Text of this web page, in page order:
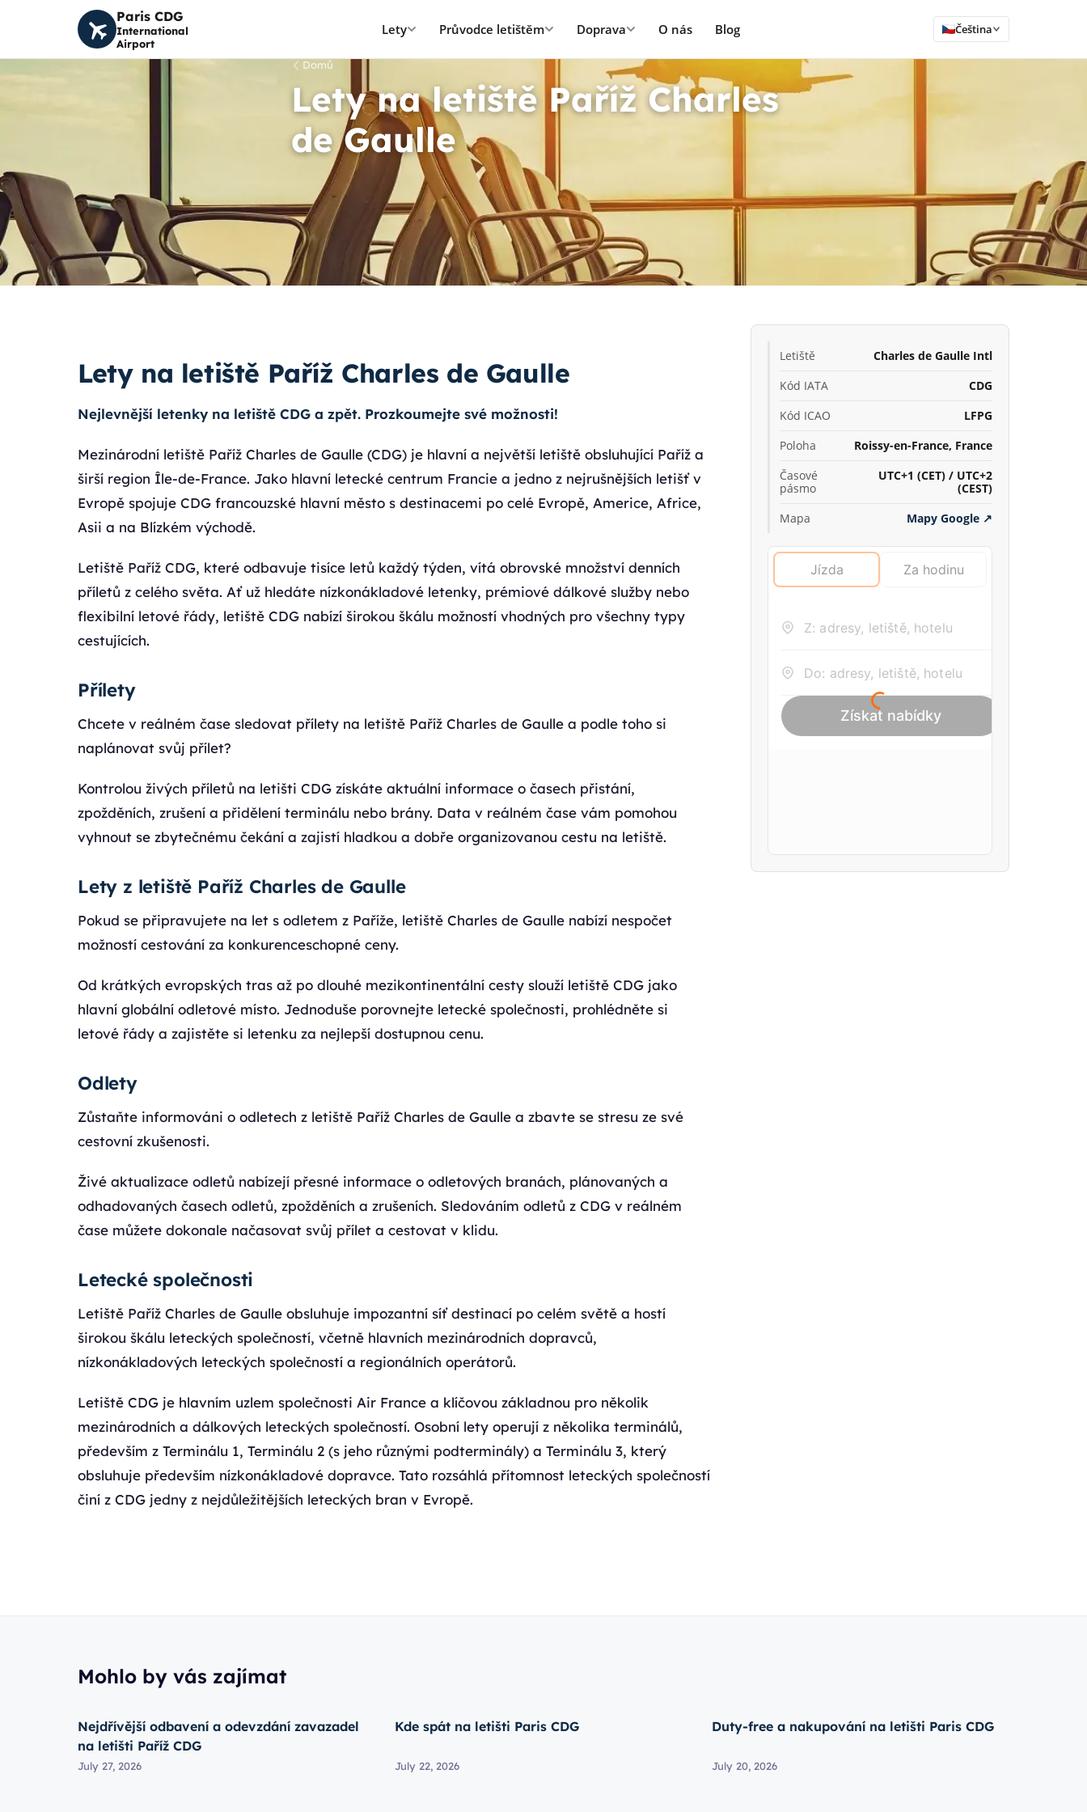
Paris CDG
International
Airport
Lety Průvodce letištěm Doprava O nás Blog Čeština
Domů
Lety na letiště Paříž Charles
de Gaulle
Lety na letiště Paříž Charles de Gaulle
Nejlevnější letenky na letiště CDG a zpět. Prozkoumejte své možnosti!
Mezinárodní letiště Paříž Charles de Gaulle (CDG) je hlavní a největší letiště obsluhující Paříž a
širší region Île-de-France. Jako hlavní letecké centrum Francie a jedno z nejrušnějších letišť v
Evropě spojuje CDG francouzské hlavní město s destinacemi po celé Evropě, Americe, Africe,
Asii a na Blízkém východě.
Letiště Paříž CDG, které odbavuje tisíce letů každý týden, vítá obrovské množství denních
příletů z celého světa. Ať už hledáte nízkonákladové letenky, prémiové dálkové služby nebo
flexibilní letové řády, letiště CDG nabízí širokou škálu možností vhodných pro všechny typy
cestujících.
Přílety
Chcete v reálném čase sledovat přílety na letiště Paříž Charles de Gaulle a podle toho si
naplánovat svůj přílet?
Kontrolou živých příletů na letišti CDG získáte aktuální informace o časech přistání,
zpožděních, zrušení a přidělení terminálu nebo brány. Data v reálném čase vám pomohou
vyhnout se zbytečnému čekání a zajistí hladkou a dobře organizovanou cestu na letiště.
Lety z letiště Paříž Charles de Gaulle
Pokud se připravujete na let s odletem z Paříže, letiště Charles de Gaulle nabízí nespočet
možností cestování za konkurenceschopné ceny.
Od krátkých evropských tras až po dlouhé mezikontinentální cesty slouží letiště CDG jako
hlavní globální odletové místo. Jednoduše porovnejte letecké společnosti, prohlédněte si
letové řády a zajistěte si letenku za nejlepší dostupnou cenu.
Odlety
Zůstaňte informováni o odletech z letiště Paříž Charles de Gaulle a zbavte se stresu ze své
cestovní zkušenosti.
Živé aktualizace odletů nabízejí přesné informace o odletových branách, plánovaných a
odhadovaných časech odletů, zpožděních a zrušeních. Sledováním odletů z CDG v reálném
čase můžete dokonale načasovat svůj přílet a cestovat v klidu.
Letecké společnosti
Letiště Paříž Charles de Gaulle obsluhuje impozantní síť destinací po celém světě a hostí
širokou škálu leteckých společností, včetně hlavních mezinárodních dopravců,
nízkonákladových leteckých společností a regionálních operátorů.
Letiště CDG je hlavním uzlem společnosti Air France a klíčovou základnou pro několik
mezinárodních a dálkových leteckých společností. Osobní lety operují z několika terminálů,
především z Terminálu 1, Terminálu 2 (s jeho různými podterminály) a Terminálu 3, který
obsluhuje především nízkonákladové dopravce. Tato rozsáhlá přítomnost leteckých společností
činí z CDG jedny z nejdůležitějších leteckých bran v Evropě.
Letiště
Charles de Gaulle Intl
Kód IATA
CDG
Kód ICAO
LFPG
Poloha
Roissy-en-France, France
Časové
pásmo
UTC+1 (CET) / UTC+2
(CEST)
Mapa
Mapy Google ↗
Mohlo by vás zajímat
Nejdřívější odbavení a odevzdání zavazadel
na letišti Paříž CDG
July 27, 2026
Kde spát na letišti Paris CDG
July 22, 2026
Duty-free a nakupování na letišti Paris CDG
July 20, 2026